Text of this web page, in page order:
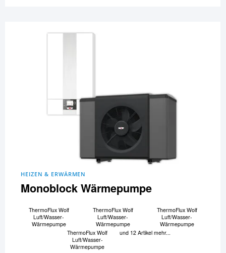
HEIZEN & ERWÄRMEN
Monoblock Wärmepumpe
ThermoFlux Wolf
Luft/Wasser-
Wärmepumpe
ThermoFlux Wolf
Luft/Wasser-
Wärmepumpe
ThermoFlux Wolf
Luft/Wasser-
Wärmepumpe
ThermoFlux Wolf
Luft/Wasser-
Wärmepumpe
und 12 Artikel mehr...